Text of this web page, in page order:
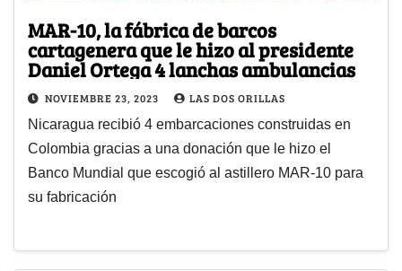
MAR-10, la fábrica de barcos
cartagenera que le hizo al presidente
Daniel Ortega 4 lanchas ambulancias
NOVIEMBRE 23, 2023 LAS DOS ORILLAS
Nicaragua recibió 4 embarcaciones construidas en
Colombia gracias a una donación que le hizo el
Banco Mundial que escogió al astillero MAR-10 para
su fabricación